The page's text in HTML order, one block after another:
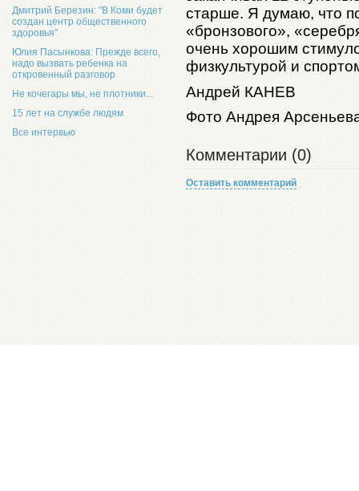
Дмитрий Березин: "В Коми будет
создан центр общественного
здоровья"
Юлия Пасынкова: Прежде всего,
надо вызвать ребенка на
откровенный разговор
Не кочегары мы, не плотники...
15 лет на службе людям
Все интервью
старше. Я думаю, что
«бронзового»,
очень хорошим
физкультурой и
Андрей КАНЕВ
Фото Андрея
Комментарии (0)
Оставить комментарий